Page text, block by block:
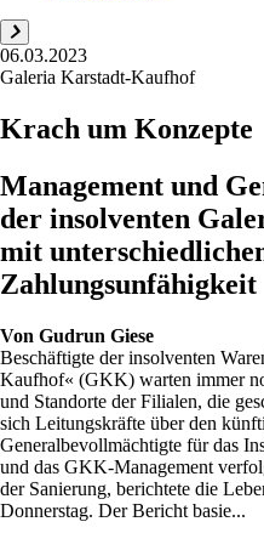
06.03.2023
Galeria Karstadt-Kaufhof
Krach um Konzepte
Management und
der insolventen
mit
Zahlungsunfähigkeit
Von Gudrun Giese
Beschäftigte der insolventen
Kaufhof« (GKK) warten immer
und Standorte der Filialen, die
sich Leitungskräfte über den
Generalbevollmächtigte für das
und das GKK-Management
der Sanierung, berichtete die
Donnerstag. Der Bericht basie...